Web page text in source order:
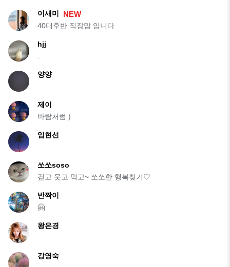
이새미 NEW
40대후반 직장맘 입니다
hjj
양양
제이
바람처럼 )
임현선
쏘쏘soso
걷고 웃고 먹고~ 쏘쏘한 행복찾기♡
반짝이
🤗
왕은경
강영숙